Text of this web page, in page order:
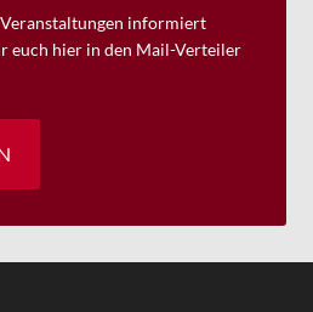
informiert
euch hier in den Mail-Verteiler